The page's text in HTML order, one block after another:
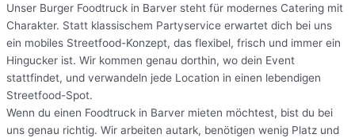
Unser Burger Foodtruck in Barver steht für modernes Catering mit
Charakter. Statt klassischem Partyservice erwartet dich bei uns
ein mobiles Streetfood-Konzept, das flexibel, frisch und immer ein
Hingucker ist. Wir kommen genau dorthin, wo dein Event
stattfindet, und verwandeln jede Location in einen lebendigen
Streetfood-Spot.
Wenn du einen Foodtruck in Barver mieten möchtest, bist du bei
uns genau richtig. Wir arbeiten autark, benötigen wenig Platz und